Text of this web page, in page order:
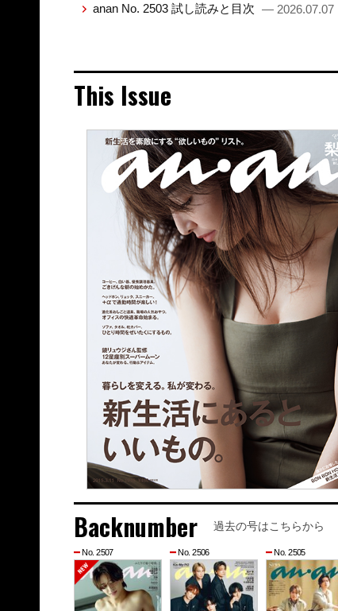
anan No. 2503 試し読みと目次 — 2026.07.07
This Issue
Backnumber 過去の号はこちらから
No. 2507 No. 2506 No. 2505